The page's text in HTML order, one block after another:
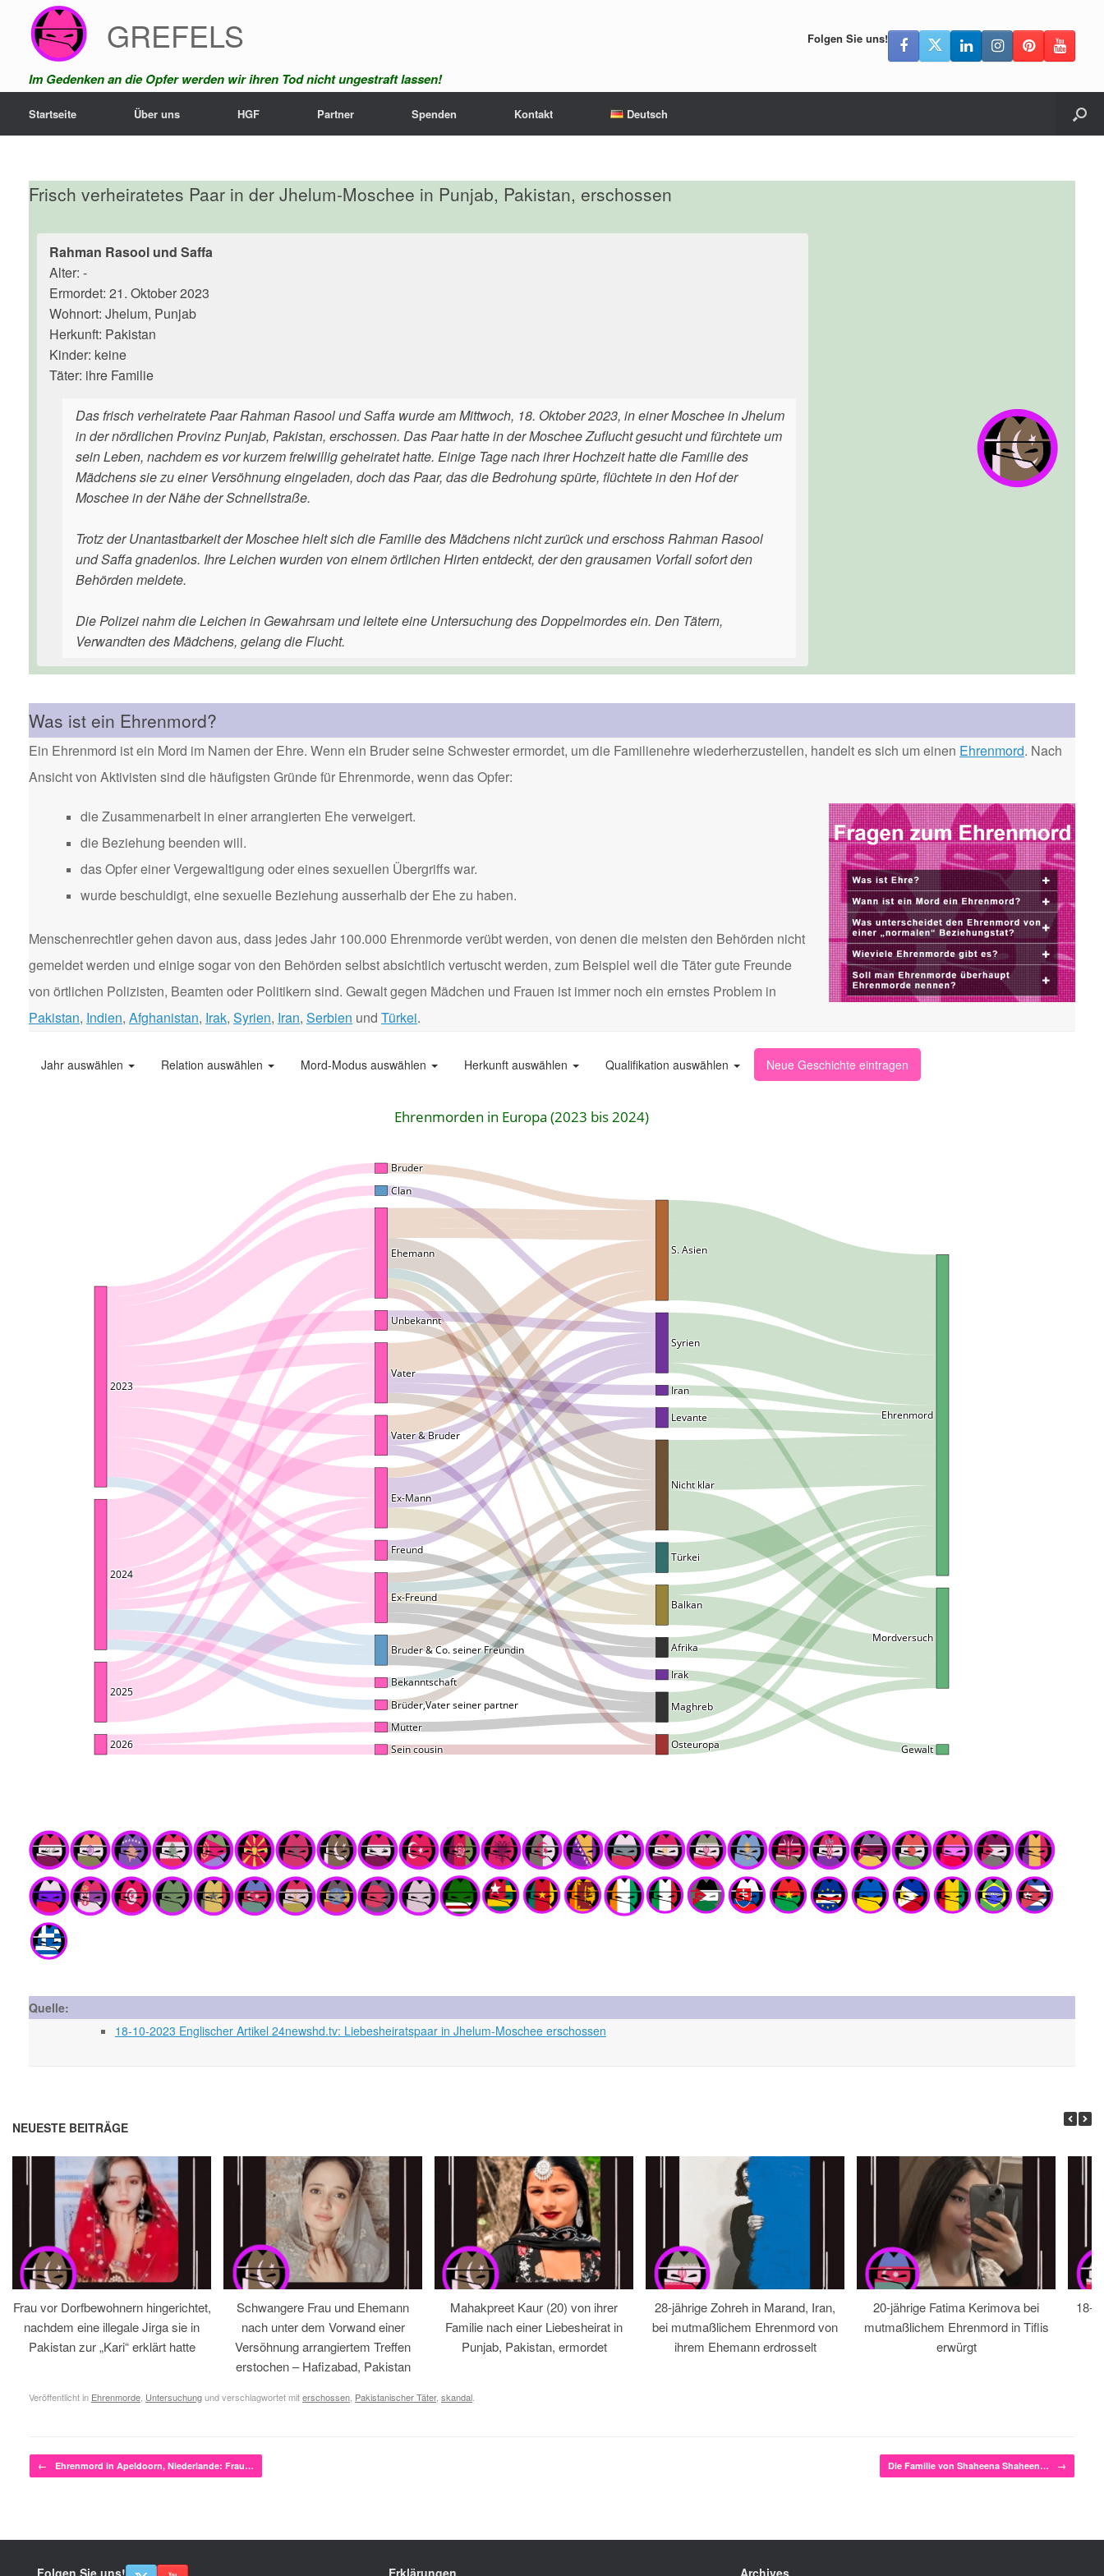
springen
GREFELS
Im Gedenken an die Opfer werden wir ihren Tod nicht ungestraft lassen!
Folgen Sie uns!
Startseite Über uns HGF Partner Spenden Kontakt Deutsch
Frisch verheiratetes Paar in der Jhelum-Moschee in Punjab, Pakistan, erschossen
Rahman Rasool und Saffa
Alter: -
Ermordet: 21. Oktober 2023
Wohnort: Jhelum, Punjab
Herkunft: Pakistan
Kinder: keine
Täter: ihre Familie
Das frisch verheiratete Paar Rahman Rasool und Saffa wurde am Mittwoch, 18. Oktober 2023, in einer Moschee in Jhelum
in der nördlichen Provinz Punjab, Pakistan, erschossen. Das Paar hatte in der Moschee Zuflucht gesucht und fürchtete um
sein Leben, nachdem es vor kurzem freiwillig geheiratet hatte. Einige Tage nach ihrer Hochzeit hatte die Familie des
Mädchens sie zu einer Versöhnung eingeladen, doch das Paar, das die Bedrohung spürte, flüchtete in den Hof der
Moschee in der Nähe der Schnellstraße.
Trotz der Unantastbarkeit der Moschee hielt sich die Familie des Mädchens nicht zurück und erschoss Rahman Rasool
und Saffa gnadenlos. Ihre Leichen wurden von einem örtlichen Hirten entdeckt, der den grausamen Vorfall sofort den
Behörden meldete.
Die Polizei nahm die Leichen in Gewahrsam und leitete eine Untersuchung des Doppelmordes ein. Den Tätern,
Verwandten des Mädchens, gelang die Flucht.
Was ist ein Ehrenmord?
Ein Ehrenmord ist ein Mord im Namen der Ehre. Wenn ein Bruder seine Schwester ermordet, um die Familienehre wiederherzustellen, handelt es sich um einen Ehrenmord. Nach
Ansicht von Aktivisten sind die häufigsten Gründe für Ehrenmorde, wenn das Opfer:
die Zusammenarbeit in einer arrangierten Ehe verweigert.
die Beziehung beenden will.
das Opfer einer Vergewaltigung oder eines sexuellen Übergriffs war.
wurde beschuldigt, eine sexuelle Beziehung ausserhalb der Ehe zu haben.
Menschenrechtler gehen davon aus, dass jedes Jahr 100.000 Ehrenmorde verübt werden, von denen die meisten den Behörden nicht
gemeldet werden und einige sogar von den Behörden selbst absichtlich vertuscht werden, zum Beispiel weil die Täter gute Freunde
von örtlichen Polizisten, Beamten oder Politikern sind. Gewalt gegen Mädchen und Frauen ist immer noch ein ernstes Problem in
Pakistan, Indien, Afghanistan, Irak, Syrien, Iran, Serbien und Türkei.
Quelle:
18-10-2023 Englischer Artikel 24newshd.tv: Liebesheiratspaar in Jhelum-Moschee erschossen
NEUESTE BEITRÄGE
Frau vor Dorfbewohnern hingerichtet,
nachdem eine illegale Jirga sie in
Pakistan zur „Kari“ erklärt hatte
Schwangere Frau und Ehemann
nach unter dem Vorwand einer
Versöhnung arrangiertem Treffen
erstochen – Hafizabad, Pakistan
Mahakpreet Kaur (20) von ihrer
Familie nach einer Liebesheirat in
Punjab, Pakistan, ermordet
28-jährige Zohreh in Marand, Iran,
bei mutmaßlichem Ehrenmord von
ihrem Ehemann erdrosselt
20-jährige Fatima Kerimova bei
mutmaßlichem Ehrenmord in Tiflis
erwürgt
18-
Veröffentlicht in Ehrenmorde Untersuchungund verschlagwortet miterschossen Pakistanischer Täter, skandal
Beitragsnavigation
← Ehrenmord in Apeldoorn, Niederlande: Frau… Die Familie von Shaheena Shaheen… →
Folgen Sie uns! Erklärungen Archives